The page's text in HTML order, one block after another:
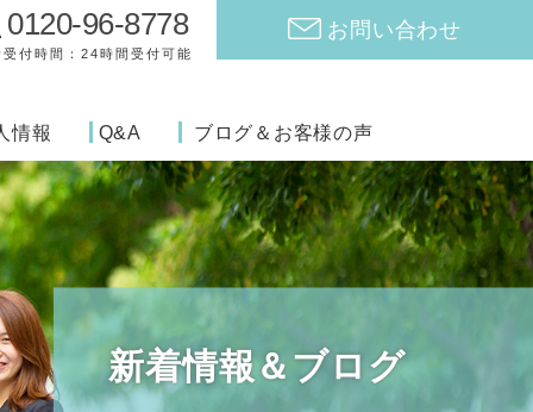
0120-96-8778
受付時間：24時間受付可能
お問い合わせ
情報 Q&A ブログ＆お客様の声
新着情報＆ブログ